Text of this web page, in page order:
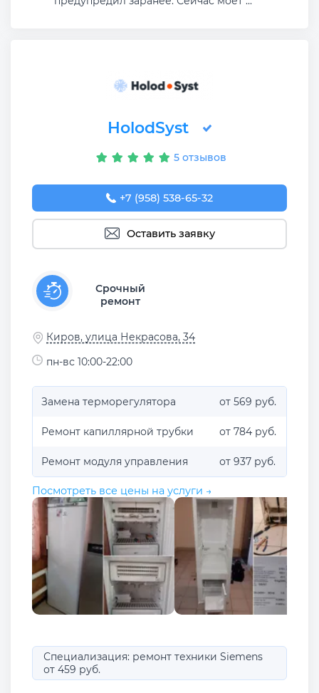
HolodSyst
5 отзывов
+7 (958) 538-65-32
Оставить заявку
Срочный
ремонт
Киров, улица Некрасова, 34
пн-вс 10:00-22:00
Замена терморегулятора от 569 руб.
Ремонт капиллярной трубки от 784 руб.
Ремонт модуля управления от 937 руб.
Посмотреть все цены на услуги →
Специализация: ремонт техники Siemens
от 459 руб.